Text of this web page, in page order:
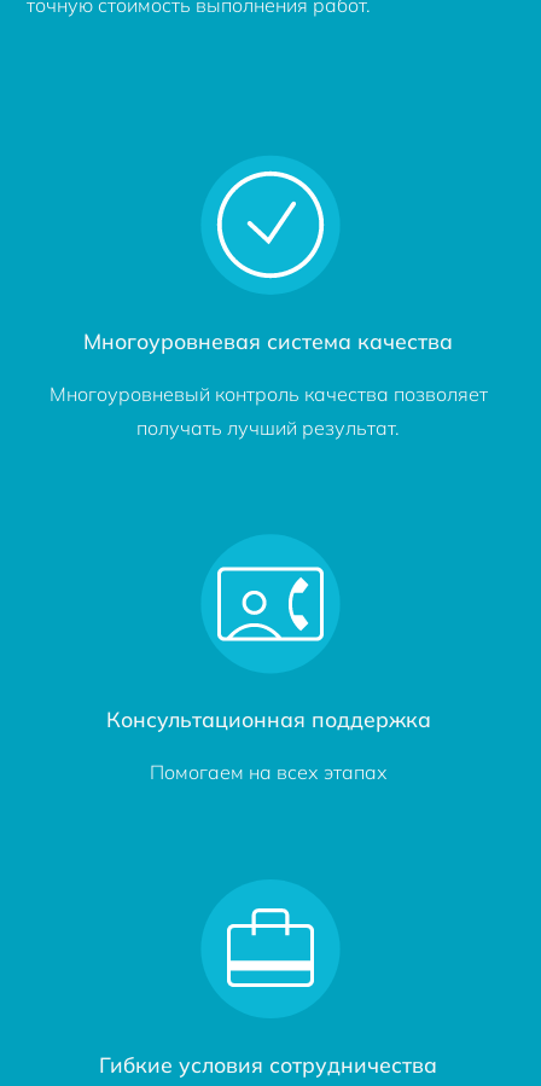
точную стоимость выполнения работ.
Многоуровневая система качества
Многоуровневый контроль качества позволяет
получать лучший результат.
Консультационная поддержка
Помогаем на всех этапах
Гибкие условия сотрудничества